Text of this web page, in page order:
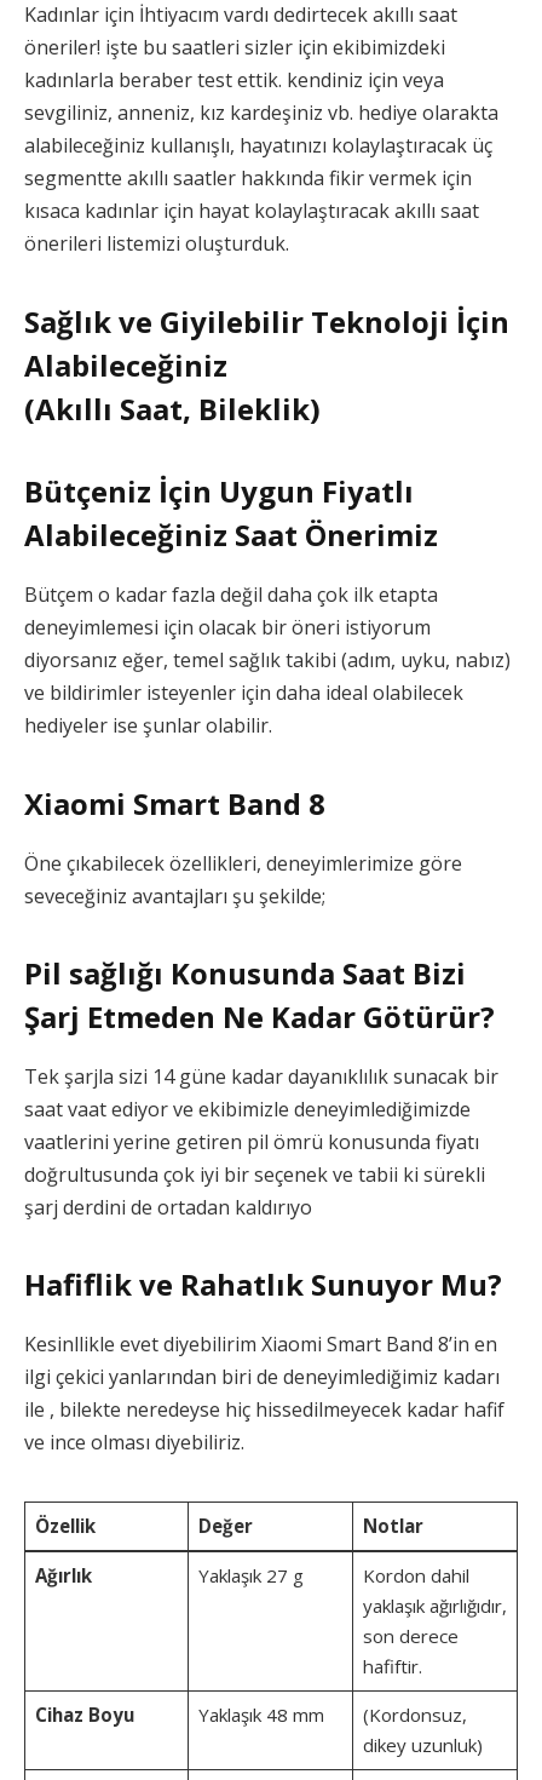
Kadınlar için İhtiyacım vardı dedirtecek akıllı saat
öneriler! işte bu saatleri sizler için ekibimizdeki
kadınlarla beraber test ettik. kendiniz için veya
sevgiliniz, anneniz, kız kardeşiniz vb. hediye olarakta
alabileceğiniz kullanışlı, hayatınızı kolaylaştıracak üç
segmentte akıllı saatler hakkında fikir vermek için
kısaca kadınlar için hayat kolaylaştıracak akıllı saat
önerileri listemizi oluşturduk.
Sağlık ve Giyilebilir Teknoloji İçin
Alabileceğiniz
(Akıllı Saat, Bileklik)
Bütçeniz İçin Uygun Fiyatlı
Alabileceğiniz Saat Önerimiz
Bütçem o kadar fazla değil daha çok ilk etapta
deneyimlemesi için olacak bir öneri istiyorum
diyorsanız eğer, temel sağlık takibi (adım, uyku, nabız)
ve bildirimler isteyenler için daha ideal olabilecek
hediyeler ise şunlar olabilir.
Xiaomi Smart Band 8
Öne çıkabilecek özellikleri, deneyimlerimize göre
seveceğiniz avantajları şu şekilde;
Pil sağlığı Konusunda Saat Bizi
Şarj Etmeden Ne Kadar Götürür?
Tek şarjla sizi 14 güne kadar dayanıklılık sunacak bir
saat vaat ediyor ve ekibimizle deneyimlediğimizde
vaatlerini yerine getiren pil ömrü konusunda fiyatı
doğrultusunda çok iyi bir seçenek ve tabii ki sürekli
şarj derdini de ortadan kaldırıyo
Hafiflik ve Rahatlık Sunuyor Mu?
Kesinllikle evet diyebilirim Xiaomi Smart Band 8’in en
ilgi çekici yanlarından biri de deneyimlediğimiz kadarı
ile , bilekte neredeyse hiç hissedilmeyecek kadar hafif
ve ince olması diyebiliriz.
Özellik Değer Notlar
Ağırlık Yaklaşık 27 g
Kordon dahil
yaklaşık ağırlığıdır,
son derece
hafiftir.
Cihaz Boyu
Yaklaşık 48 mm
(Kordonsuz,
dikey uzunluk)